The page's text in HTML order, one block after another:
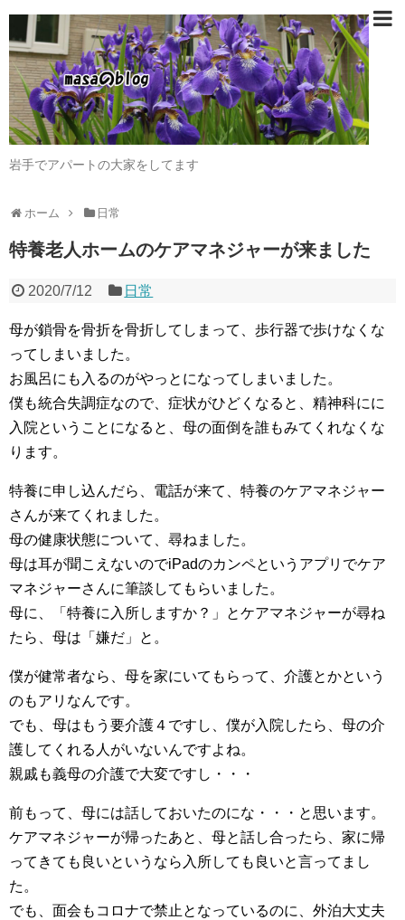
岩手でアパートの大家をしてます
ホーム 日常
特養老人ホームのケアマネジャーが来ました
2020/7/12 日常
母が鎖骨を骨折を骨折してしまって、歩行器で歩けなくな
ってしまいました。
お風呂にも入るのがやっとになってしまいました。
僕も統合失調症なので、症状がひどくなると、精神科にに
入院ということになると、母の面倒を誰もみてくれなくな
ります。
特養に申し込んだら、電話が来て、特養のケアマネジャー
さんが来てくれました。
母の健康状態について、尋ねました。
母は耳が聞こえないのでiPadのカンペというアプリでケア
マネジャーさんに筆談してもらいました。
母に、「特養に入所しますか？」とケアマネジャーが尋ね
たら、母は「嫌だ」と。
僕が健常者なら、母を家にいてもらって、介護とかという
のもアリなんです。
でも、母はもう要介護４ですし、僕が入院したら、母の介
護してくれる人がいないんですよね。
親戚も義母の介護で大変ですし・・・
前もって、母には話しておいたのにな・・・と思います。
ケアマネジャーが帰ったあと、母と話し合ったら、家に帰
ってきても良いというなら入所しても良いと言ってまし
た。
でも、面会もコロナで禁止となっているのに、外泊大丈夫